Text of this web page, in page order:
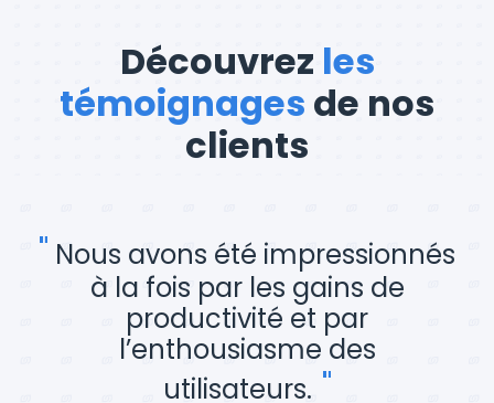
Découvrez les
témoignages de nos
clients
" Nous avons été impressionnés
à la fois par les gains de
productivité et par
l’enthousiasme des
utilisateurs. "